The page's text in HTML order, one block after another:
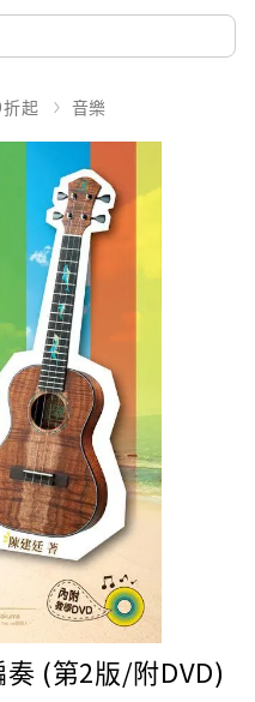
起 音樂
(第2版/附DVD)